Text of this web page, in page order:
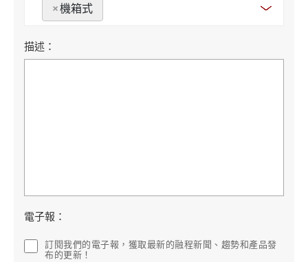
×機箱式
描述：
電子報：
訂閱我們的電子報，獲取最新的融程新聞、趨勢和產品發
布的更新！